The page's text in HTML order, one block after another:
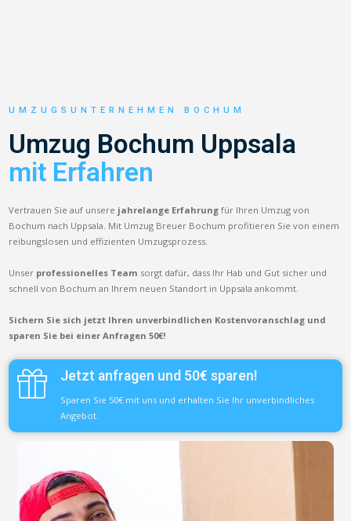
UMZUGSUNTERNEHMEN BOCHUM
Umzug Bochum Uppsala
mit Erfahren
Vertrauen Sie auf unsere jahrelange Erfahrung für Ihren Umzug von
Bochum nach Uppsala. Mit Umzug Breuer Bochum profitieren Sie von einem
reibungslosen und effizienten Umzugsprozess.
Unser professionelles Team sorgt dafür, dass Ihr Hab und Gut sicher und
schnell von Bochum an Ihrem neuen Standort in Uppsala ankommt.
Sichern Sie sich jetzt Ihren unverbindlichen Kostenvoranschlag und
sparen Sie bei einer Anfragen 50€!
Jetzt anfragen und 50€ sparen!
Sparen Sie 50€ mit uns und erhalten Sie Ihr unverbindliches
Angebot.